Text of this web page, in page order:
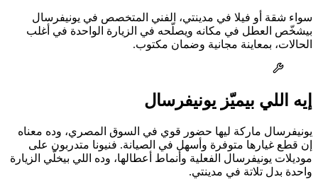
سواء شقة أو فيلا في مدينتي، الفني المتخصص في يونيفرسال
بيشخّص العطل في مكانه ويصلّحه في الزيارة الواحدة في أغلب
الحالات، بمعاينة مجانية وضمان مكتوب.
إيه اللي بيميّز يونيفرسال
يونيفرسال ماركة ليها حضور قوي في السوق المصري، وده معناه
إن قطع غيارها متوفرة وأسهل في الصيانة. فنيونا متدربون على
موديلات يونيفرسال الفعلية وأنماط أعطالها، وده اللي بيخلّي الزيارة
واحدة بدل تلاتة في مدينتي.